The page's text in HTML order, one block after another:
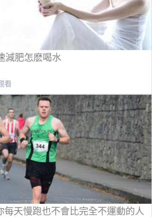
減肥怎麽喝水
看
每天慢跑也不會比完全不運動的人